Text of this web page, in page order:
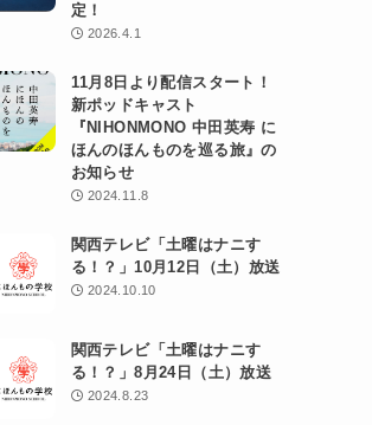
定！
2026.4.1
11月8日より配信スタート！
新ポッドキャスト
『NIHONMONO 中田英寿 に
ほんのほんものを巡る旅』の
お知らせ
2024.11.8
関西テレビ「土曜はナニす
る！？」10月12日（土）放送
2024.10.10
関西テレビ「土曜はナニす
る！？」8月24日（土）放送
2024.8.23